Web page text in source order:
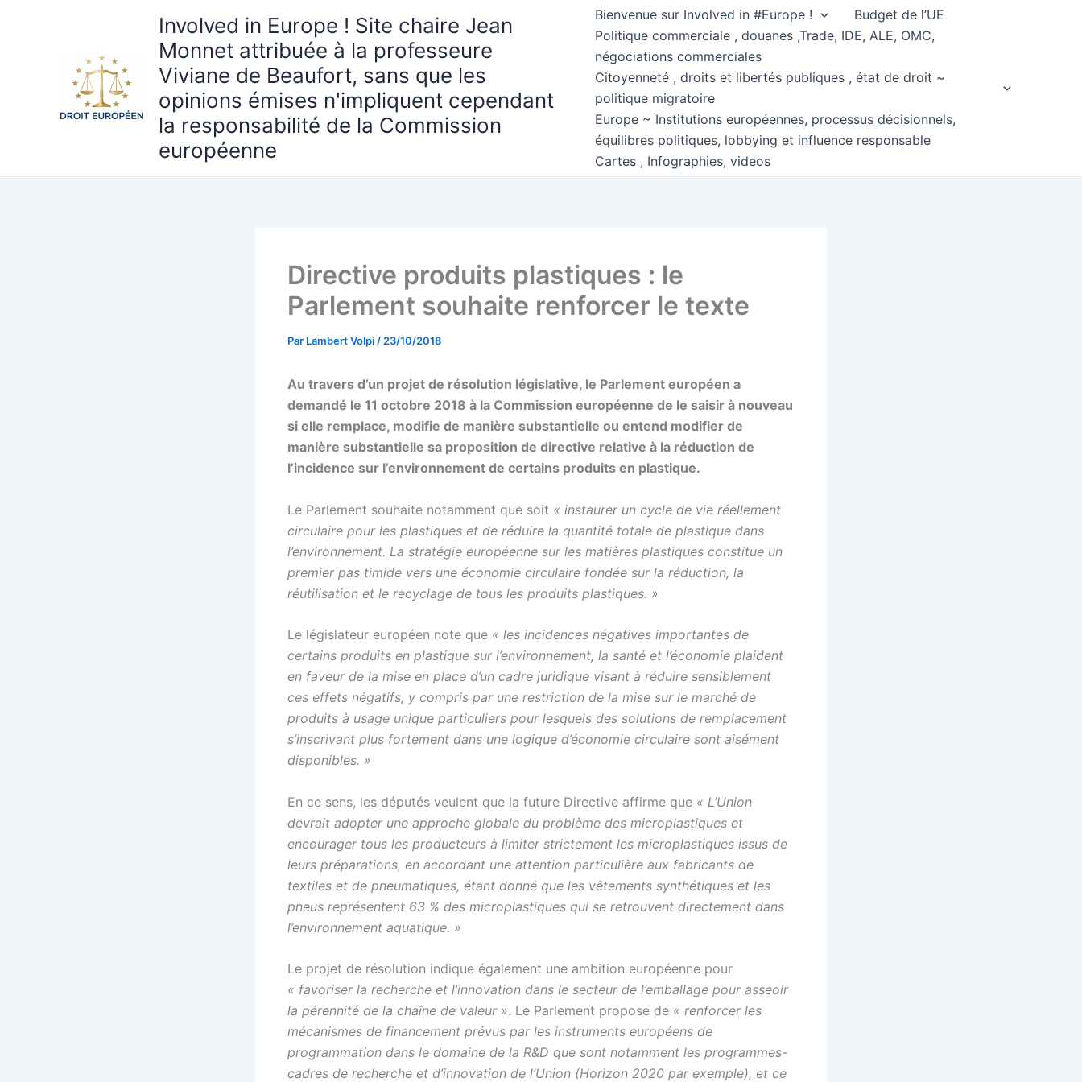
Involved in Europe ! Site chaire Jean
Monnet attribuée à la professeure
Viviane de Beaufort, sans que les
opinions émises n'impliquent cependant
la responsabilité de la Commission
européenne
Bienvenue sur Involved in #Europe !
Budget de l’UE
Politique commerciale , douanes ,Trade, IDE, ALE, OMC,
négociations commerciales
Citoyenneté , droits et libertés publiques , état de droit ~
politique migratoire
Europe ~ Institutions européennes, processus décisionnels,
équilibres politiques, lobbying et influence responsable
Cartes , Infographies, videos
Directive produits plastiques : le
Parlement souhaite renforcer le texte
Par Lambert Volpi / 23/10/2018
Au travers d’un projet de résolution législative, le Parlement européen a
demandé le 11 octobre 2018 à la Commission européenne de le saisir à nouveau
si elle remplace, modifie de manière substantielle ou entend modifier de
manière substantielle sa proposition de directive relative à la réduction de
l’incidence sur l’environnement de certains produits en plastique.
Le Parlement souhaite notamment que soit « instaurer un cycle de vie réellement
circulaire pour les plastiques et de réduire la quantité totale de plastique dans
l’environnement. La stratégie européenne sur les matières plastiques constitue un
premier pas timide vers une économie circulaire fondée sur la réduction, la
réutilisation et le recyclage de tous les produits plastiques. »
Le législateur européen note que « les incidences négatives importantes de
certains produits en plastique sur l’environnement, la santé et l’économie plaident
en faveur de la mise en place d’un cadre juridique visant à réduire sensiblement
ces effets négatifs, y compris par une restriction de la mise sur le marché de
produits à usage unique particuliers pour lesquels des solutions de remplacement
s’inscrivant plus fortement dans une logique d’économie circulaire sont aisément
disponibles. »
En ce sens, les députés veulent que la future Directive affirme que « L’Union
devrait adopter une approche globale du problème des microplastiques et
encourager tous les producteurs à limiter strictement les microplastiques issus de
leurs préparations, en accordant une attention particulière aux fabricants de
textiles et de pneumatiques, étant donné que les vêtements synthétiques et les
pneus représentent 63 % des microplastiques qui se retrouvent directement dans
l’environnement aquatique. »
Le projet de résolution indique également une ambition européenne pour
« favoriser la recherche et l’innovation dans le secteur de l’emballage pour asseoir
la pérennité de la chaîne de valeur ». Le Parlement propose de « renforcer les
mécanismes de financement prévus par les instruments européens de
programmation dans le domaine de la R&D que sont notamment les programmes-
cadres de recherche et d’innovation de l’Union (Horizon 2020 par exemple), et ce